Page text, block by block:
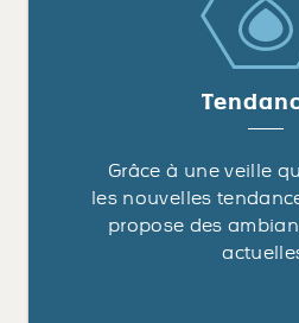
Grâce à une veille
les nouvelles
propose des